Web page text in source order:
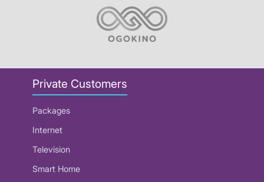
Private Customers
Packages
Internet
Television
Smart Home